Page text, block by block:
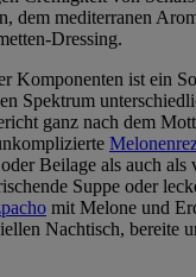
dem mediterranen
Dressing.
Komponenten ist ein
Spektrum
ganz nach dem
Beilage als auch als
Suppe oder
mit Melone und
Nachtisch, bereite